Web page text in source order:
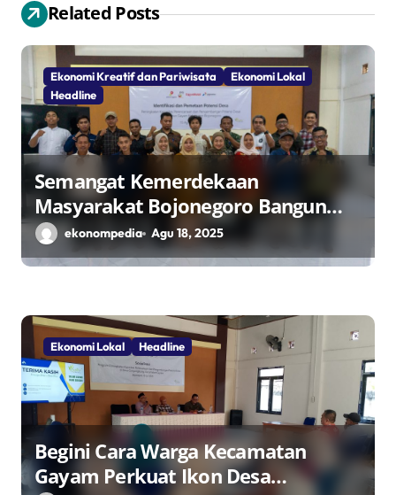
o
s
Related Posts
Ekonomi Kreatif dan Pariwisata
Ekonomi Lokal
Headline
Semangat Kemerdekaan
Masyarakat Bojonegoro Bangun
Desa Mandiri Ekonomi
ekonompedia Agu 18, 2025
Ekonomi Lokal Headline
Begini Cara Warga Kecamatan
Gayam Perkuat Ikon Desa